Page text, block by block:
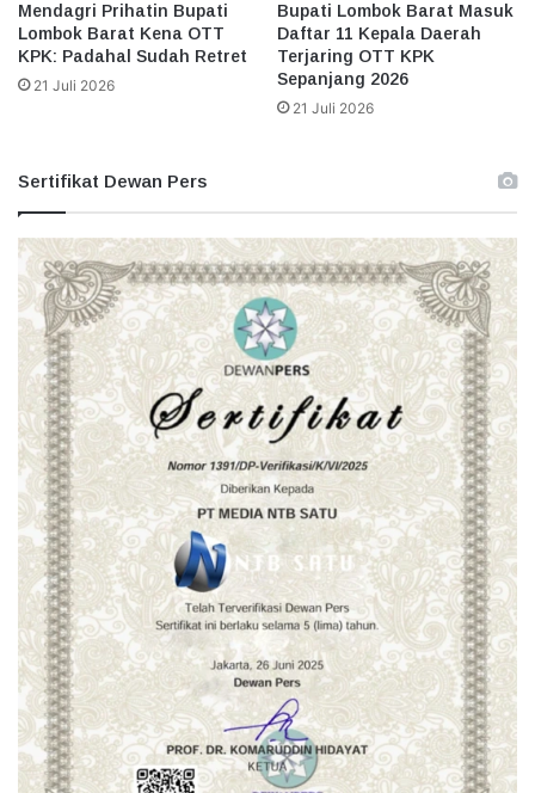
Mendagri Prihatin Bupati
Lombok Barat Kena OTT
KPK: Padahal Sudah Retret
21 Juli 2026
Bupati Lombok Barat Masuk
Daftar 11 Kepala Daerah
Terjaring OTT KPK
Sepanjang 2026
21 Juli 2026
Sertifikat Dewan Pers